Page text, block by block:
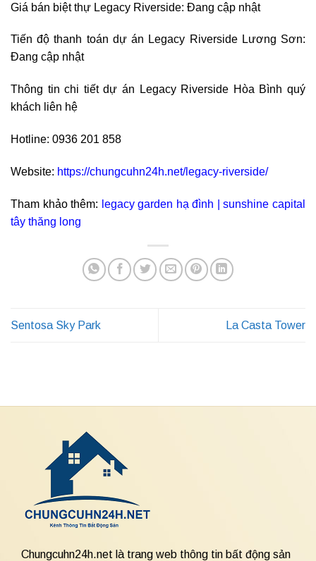
Giá bán biệt thự Legacy Riverside: Đang cập nhật
Tiến độ thanh toán dự án Legacy Riverside Lương Sơn:
Đang cập nhật
Thông tin chi tiết dự án Legacy Riverside Hòa Bình quý
khách liên hệ
Hotline: 0936 201 858
Website: https://chungcuhn24h.net/legacy-riverside/
Tham khảo thêm: legacy garden hạ đình |sunshine capital
tây thăng long
Sentosa Sky Park La Casta Tower
Chungcuhn24h.net là trang web thông tin bất động sản